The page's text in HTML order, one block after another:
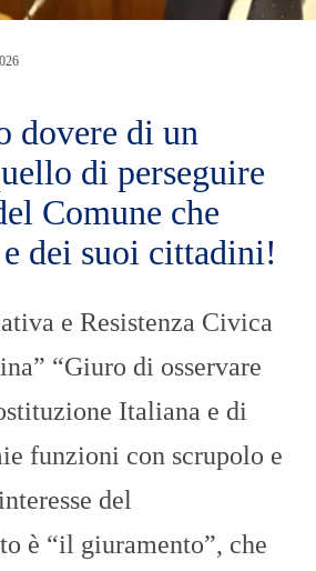
dovere di un
di perseguire
Comune che
dei suoi cittadini!
e Resistenza Civica
“Giuro di osservare
Italiana e di
funzioni con scrupolo e
del
è “il giuramento”, che